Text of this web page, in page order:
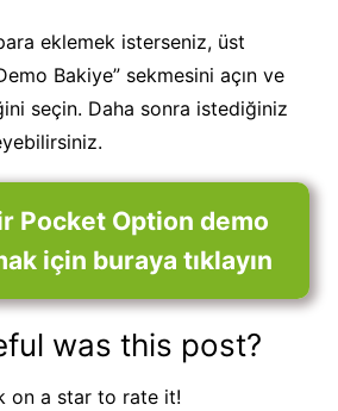
eklemek isterseniz, üst
Bakiye” sekmesini açın ve
seçin. Daha sonra istediğiniz
Pocket Option demo
için buraya tıklayın
was this post?
on a star to rate it!